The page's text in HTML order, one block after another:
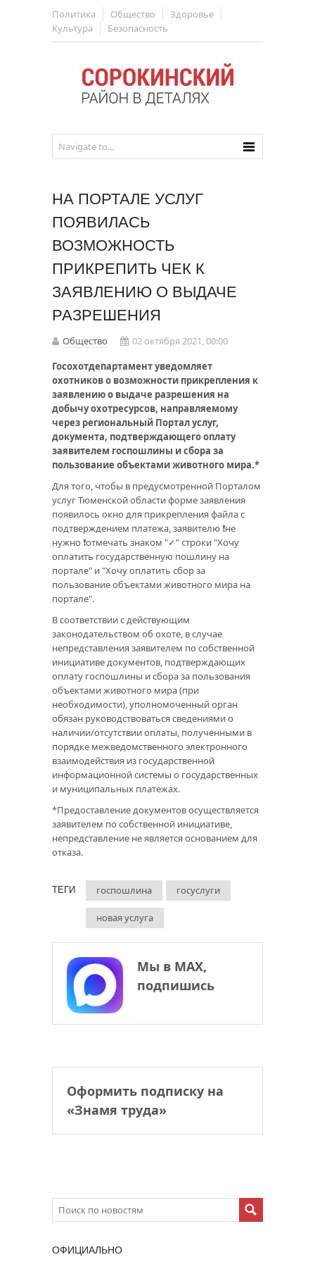
Политика Общество
Здоровье
Культура
Безопасность
НА ПОРТАЛЕ УСЛУГ
ПОЯВИЛАСЬ
ВОЗМОЖНОСТЬ
ПРИКРЕПИТЬ ЧЕК К
ЗАЯВЛЕНИЮ О ВЫДАЧЕ
РАЗРЕШЕНИЯ
Общество
02 октября 2021, 00:00
Госохотдепартамент уведомляет
охотников о возможности прикрепления к
заявлению о выдаче разрешения на
добычу охотресурсов, направляемому
через региональный Портал услуг,
документа, подтверждающего оплату
заявителем госпошлины и сбора за
пользование объектами животного мира.*
Для того, чтобы в предусмотренной Порталом
услуг Тюменской области форме заявления
появилось окно для прикрепления файла с
подтверждением платежа, заявителю ❗не
нужно ❗отмечать знаком "✓" строки "Хочу
оплатить государственную пошлину на
портале" и "Хочу оплатить сбор за
пользование объектами животного мира на
портале".
В соответствии с действующим
законодательством об охоте, в случае
непредставления заявителем по собственной
инициативе документов, подтверждающих
оплату госпошлины и сбора за пользования
объектами животного мира (при
необходимости), уполномоченный орган
обязан руководствоваться сведениями о
наличии/отсутствии оплаты, полученными в
порядке межведомственного электронного
взаимодействия из государственной
информационной системы о государственных
и муниципальных платежах.
*Предоставление документов осуществляется
заявителем по собственной инициативе,
непредставление не является основанием для
отказа.
ТЕГИ госпошлина госуслуги
новая услуга
Мы в МАХ,
подпишись
Оформить подписку на
«Знамя труда»
ОФИЦИАЛЬНО